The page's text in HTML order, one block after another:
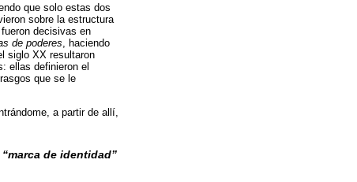
que solo estas dos
sobre la estructura
decisivas en
de poderes , haciendo
siglo XX resultaron
ellas definieron el
que se le
a partir de allí,
de identidad”